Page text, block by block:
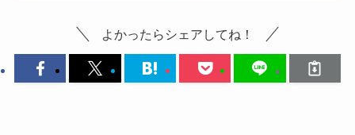
よかったらシェアしてね！